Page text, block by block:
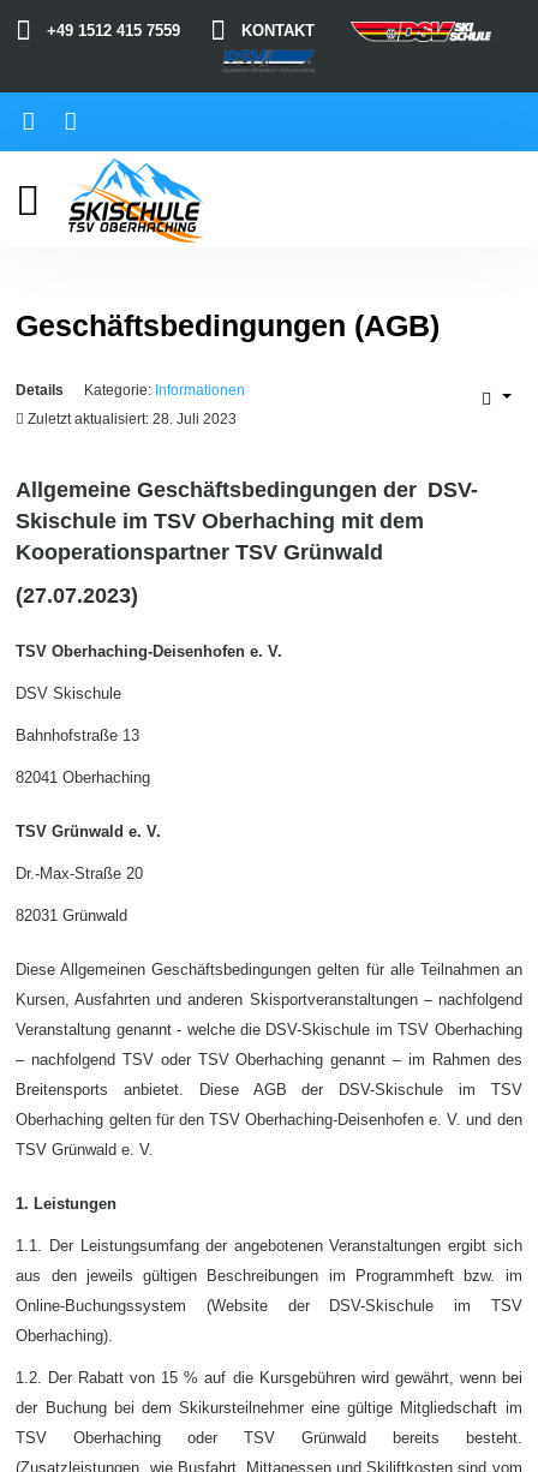
Login
Skischule
+49 1512 415 7559 KONTAKT
Unsere
Geschäftsbedingungen (AGB)
Details Kategorie: Informationen
Zuletzt aktualisiert: 28. Juli 2023
Allgemeine Geschäftsbedingungen der DSV-
Skischule im TSV Oberhaching mit dem
Kooperationspartner TSV Grünwald
(27.07.2023)
TSV Oberhaching-Deisenhofen e. V.
DSV Skischule
Bahnhofstraße 13
82041 Oberhaching
TSV Grünwald e. V.
Dr.-Max-Straße 20
82031 Grünwald
Diese Allgemeinen Geschäftsbedingungen gelten für alle Teilnahmen an
Kursen, Ausfahrten und anderen Skisportveranstaltungen – nachfolgend
Veranstaltung genannt - welche die DSV-Skischule im TSV Oberhaching
– nachfolgend TSV oder TSV Oberhaching genannt – im Rahmen des
Breitensports anbietet. Diese AGB der DSV-Skischule im TSV
Oberhaching gelten für den TSV Oberhaching-Deisenhofen e. V. und den
TSV Grünwald e. V.
1. Leistungen
1.1. Der Leistungsumfang der angebotenen Veranstaltungen ergibt sich
aus den jeweils gültigen Beschreibungen im Programmheft bzw. im
Online-Buchungssystem (Website der DSV-Skischule im TSV
Oberhaching).
1.2. Der Rabatt von 15 % auf die Kursgebühren wird gewährt, wenn bei
der Buchung bei dem Skikursteilnehmer eine gültige Mitgliedschaft im
TSV Oberhaching oder TSV Grünwald bereits besteht.
(Zusatzleistungen, wie Busfahrt, Mittagessen und Skiliftkosten sind vom